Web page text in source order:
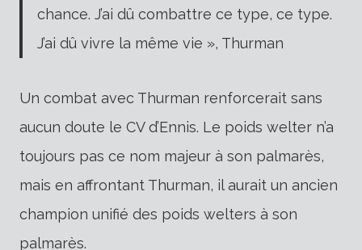
chance. J’ai dû combattre ce type, ce type.
J’ai dû vivre la même vie », Thurman
Un combat avec Thurman renforcerait sans
aucun doute le CV d’Ennis. Le poids welter n’a
toujours pas ce nom majeur à son palmarès,
mais en affrontant Thurman, il aurait un ancien
champion unifié des poids welters à son
palmarès.